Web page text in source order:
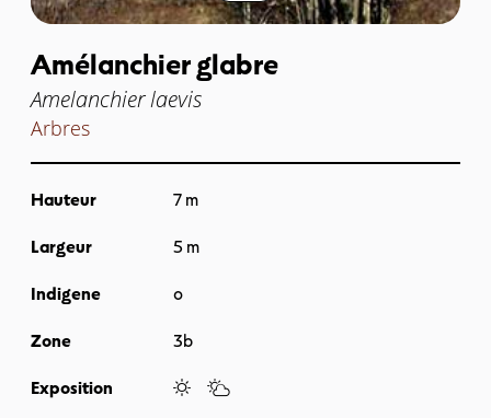
Amélanchier glabre
Amelanchier laevis
Arbres
Hauteur
7 m
Largeur
5 m
Indigene
o
Zone
3b
Exposition